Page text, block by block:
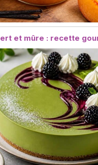
et mûre : recette